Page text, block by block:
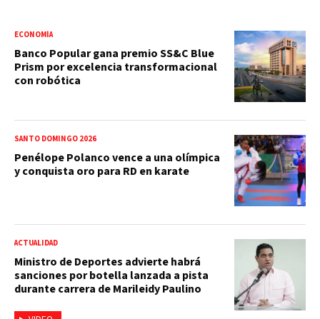
ECONOMÍA
Banco Popular gana premio SS&C Blue
Prism por excelencia transformacional
con robótica
SANTO DOMINGO 2026
Penélope Polanco vence a una olímpica
y conquista oro para RD en karate
ACTUALIDAD
Ministro de Deportes advierte habrá
sanciones por botella lanzada a pista
durante carrera de Marileidy Paulino